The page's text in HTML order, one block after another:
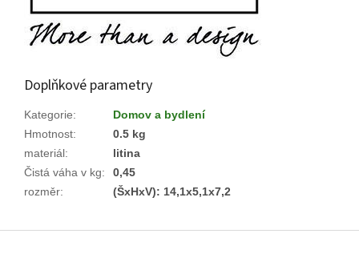
Doplňkové parametry
Kategorie:
Domov a bydlení
Hmotnost:
0.5 kg
materiál:
litina
Čistá váha v kg:
0,45
rozměr: (ŠxHxV): 14,1x5,1x7,2
Z